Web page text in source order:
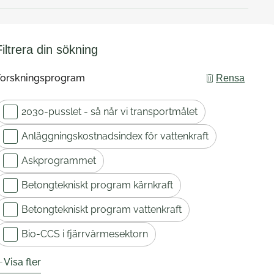
din sökning
Rensa
2030-pusslet - så når vi transportmålet
Anläggningskostnadsindex för vattenkraft
Askprogrammet
Betongtekniskt program kärnkraft
Betongtekniskt program vattenkraft
Bio-CCS i fjärrvärmesektorn
Visa fler